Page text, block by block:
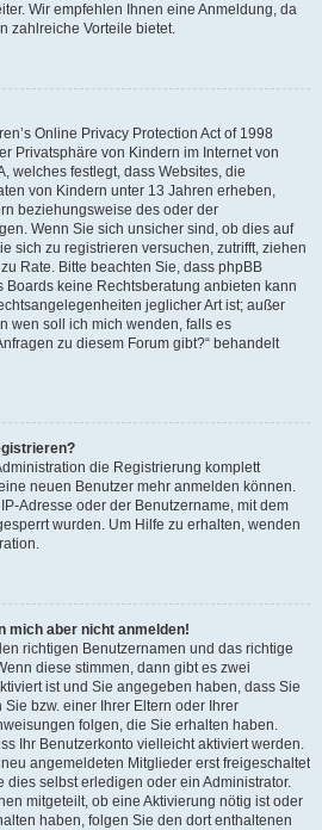
Wir empfehlen Ihnen eine Anmeldung, da
zahlreiche Vorteile bietet.
Online Privacy Protection Act of 1998
Privatsphäre von Kindern im Internet von
welches festlegt, dass Websites, die
von Kindern unter 13 Jahren erheben,
beziehungsweise des oder der
Wenn Sie sich unsicher sind, ob dies auf
sich zu registrieren versuchen, zutrifft, ziehen
Rate. Bitte beachten Sie, dass phpBB
Boards keine Rechtsberatung anbieten kann
jeglicher Art ist; außer
wen soll ich mich wenden, falls es
zu diesem Forum gibt?“ behandelt
die Registrierung komplett
neuen Benutzer mehr anmelden können.
Adresse oder der Benutzername, mit dem
wurden. Um Hilfe zu erhalten, wenden
mich aber nicht anmelden!
richtigen Benutzernamen und das richtige
diese stimmen, dann gibt es zwei
ist und Sie angegeben haben, dass Sie
bzw. einer Ihrer Eltern oder Ihrer
folgen, die Sie erhalten haben.
Ihr Benutzerkonto vielleicht aktiviert werden.
angemeldeten Mitglieder erst freigeschaltet
dies selbst erledigen oder ein Administrator.
mitgeteilt, ob eine Aktivierung nötig ist oder
haben, folgen Sie den dort enthaltenen